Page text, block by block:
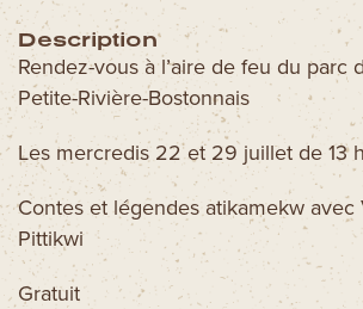
Description
Rendez-vous à l’aire de feu du parc
Petite-Rivière-Bostonnais
Les mercredis 22 et 29 juillet de 13
Contes et légendes atikamekw avec
Pittikwi
Gratuit